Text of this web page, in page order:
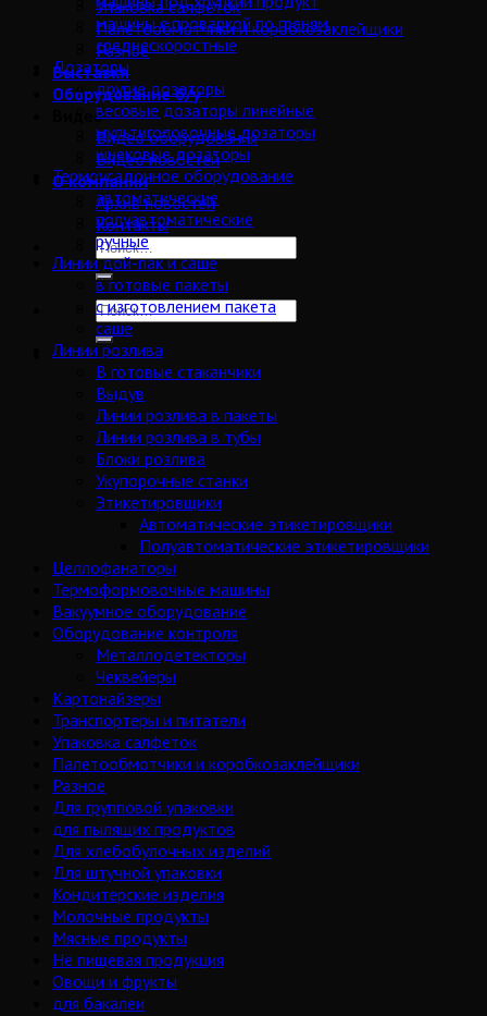
Упаковка салфеток
Палетообмотчики и коробкозаклейщики
Разное
Выставки
Оборудование б/у
Видео
Видео оборудования
Видео новостей
О компании
Архив новостей
Контакты
машины с проваркой по граням
среднескоростные
Дозаторы
другие дозаторы
весовые дозаторы линейные
мультиголовочные дозаторы
шнековые дозаторы
Термоусадочное оборудование
автоматические
полуавтоматические
ручные
Линии дой-пак и саше
в готовые пакеты
с изготовлением пакета
саше
Линии розлива
В готовые стаканчики
Выдув
Линии розлива в пакеты
Линии розлива в тубы
Блоки розлива
Укупорочные станки
Этикетировщики
Автоматические этикетировщики
Полуавтоматические этикетировщики
Целлофанаторы
Термоформовочные машины
Вакуумное оборудование
Оборудование контроля
Металлодетекторы
Чеквейеры
Картонайзеры
Транспортеры и питатели
Упаковка салфеток
Палетообмотчики и коробкозаклейщики
Разное
Для групповой упаковки
для пылящих продуктов
Для хлебобулочных изделий
Для штучной упаковки
Кондитерские изделия
Молочные продукты
Мясные продукты
Не пищевая продукция
Овощи и фрукты
для бакалеи